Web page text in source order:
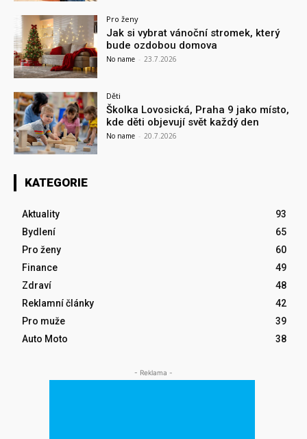
Pro ženy
Jak si vybrat vánoční stromek, který
bude ozdobou domova
No name - 23.7.2026
Děti
Školka Lovosická, Praha 9 jako místo,
kde děti objevují svět každý den
No name - 20.7.2026
KATEGORIE
Aktuality
93
Bydlení
65
Pro ženy
60
Finance
49
Zdraví
48
Reklamní články
42
Pro muže
39
Auto Moto
38
- Reklama -